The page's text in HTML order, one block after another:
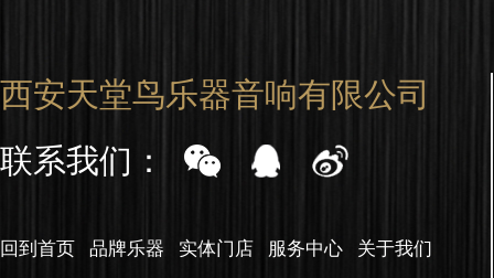
西安天堂鸟乐器音响有限公司
联系我们：
回到首页 品牌乐器 实体门店 服务中心 关于我们